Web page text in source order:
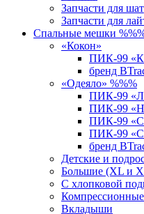
Запчасти для
Запчасти для
Спальные мешки
«Кокон»
ПИК-99
бренд
«Одеяло» %%%
ПИК-99
ПИК-99
ПИК-99
ПИК-99
бренд
Детские и
Большие (XL и
С хлопковой
Вкладыши